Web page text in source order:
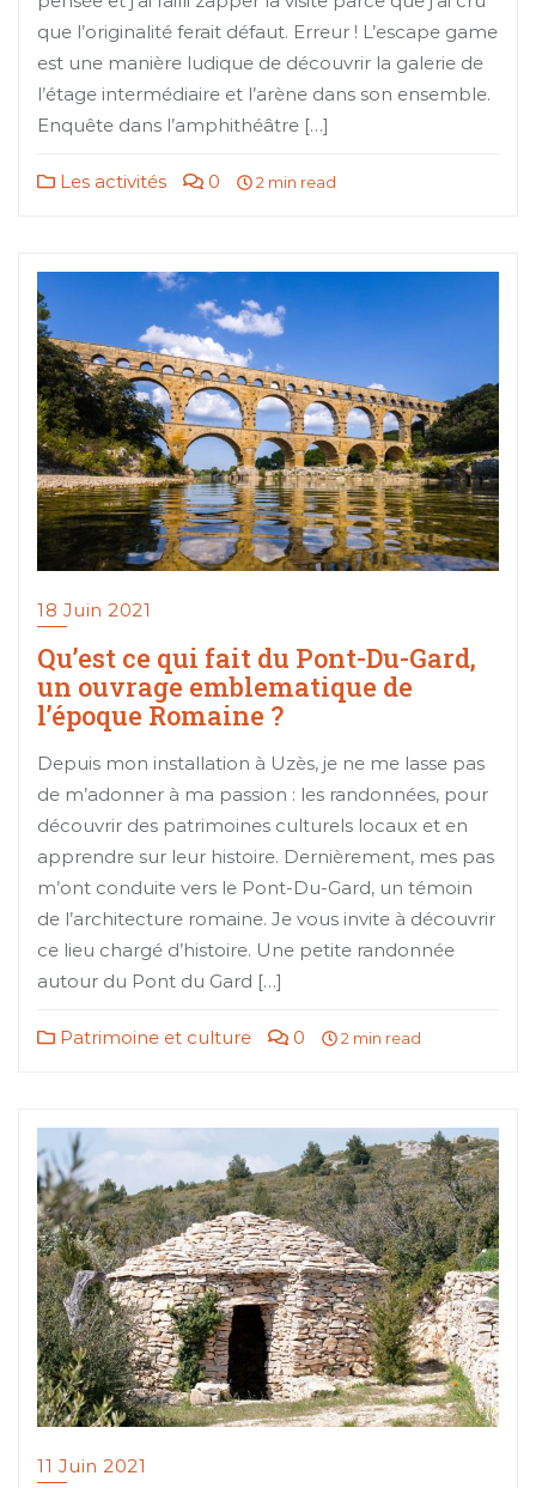
que l’originalité ferait défaut. Erreur ! L’escape game
est une manière ludique de découvrir la galerie de
l’étage intermédiaire et l’arène dans son ensemble.
Enquête dans l’amphithéâtre […]
Les activités 0 2 min read
18 Juin 2021
Qu’est ce qui fait du Pont-Du-Gard,
un ouvrage emblematique de
l’époque Romaine ?
Depuis mon installation à Uzès, je ne me lasse pas
de m’adonner à ma passion : les randonnées, pour
découvrir des patrimoines culturels locaux et en
apprendre sur leur histoire. Dernièrement, mes pas
m’ont conduite vers le Pont-Du-Gard, un témoin
de l’architecture romaine. Je vous invite à découvrir
ce lieu chargé d’histoire. Une petite randonnée
autour du Pont du Gard […]
Patrimoine et culture 0 2 min read
11 Juin 2021